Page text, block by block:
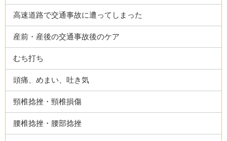
高速道路で交通事故に遭ってしまった
産前・産後の交通事故後のケア
むち打ち
頭痛、めまい、吐き気
頸椎捻挫・頸椎損傷
腰椎捻挫・腰部捻挫